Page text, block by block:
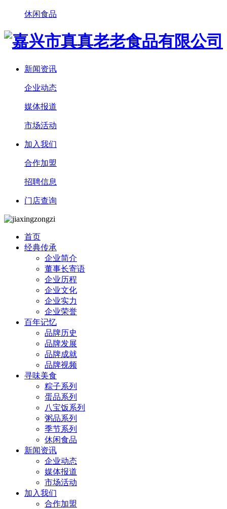
休闲食品
新闻资讯
企业动态
媒体报道
市场活动
加入我们
合作加盟
招聘信息
门店查询
首页
经典传承
企业简介
董事长寄语
企业历程
企业文化
企业实力
企业荣誉
百年记忆
品牌历史
品牌发展
品牌成就
品牌视频
寻味美食
粽子系列
蛋品系列
八宝饭系列
粥品系列
季节系列
休闲食品
新闻资讯
企业动态
媒体报道
市场活动
加入我们
合作加盟